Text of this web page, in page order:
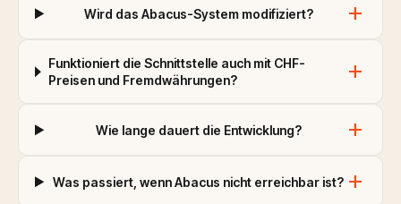
Wird das Abacus-System modifiziert? add
Funktioniert die Schnittstelle auch mit CHF-
Preisen und Fremdwährungen?
add
Wie lange dauert die Entwicklung? add
Was passiert, wenn Abacus nicht erreichbar ist? add